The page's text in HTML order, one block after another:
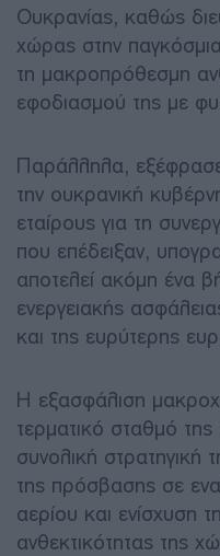
Ουκρανίας, καθώς
χώρας στην
τη μακροπρόθεσμη
εφοδιασμού της με
Παράλληλα, εξέφρασε
την ουκρανική
εταίρους για τη
που επέδειξαν,
αποτελεί ακόμη ένα
ενεργειακής
και της ευρύτερης
Η εξασφάλιση
τερματικό σταθμό της
συνολική στρατηγική
της πρόσβασης σε
αερίου και ενίσχυση
ανθεκτικότητας της